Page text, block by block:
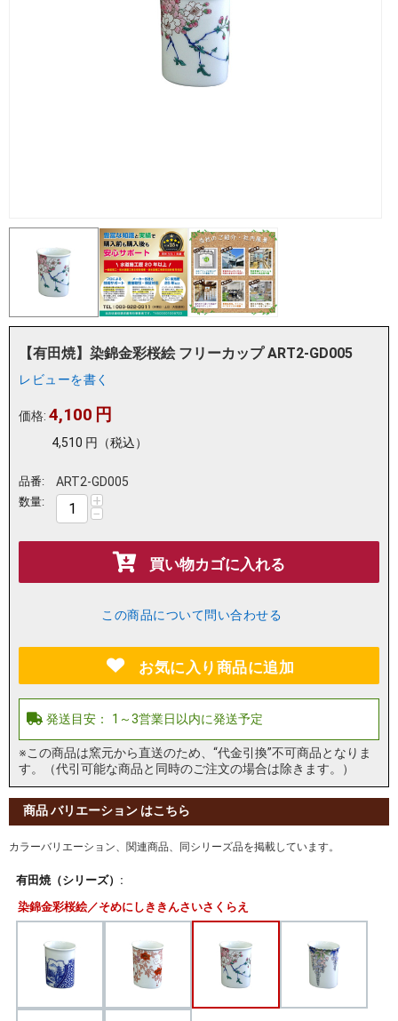
【有田焼】染錦金彩桜絵 フリーカップ ART2-GD005
レビューを書く
価格: 4,100 円
4,510 円 （税込）
品番: ART2-GD005
数量: +
−
買い物カゴに入れる
この商品について問い合わせる
お気に入り商品に追加
※この商品は窯元から直送のため、“代金引換”不可商品となりま
す。（代引可能な商品と同時のご注文の場合は除きます。）
商品 バリエーション はこちら
カラーバリエーション、関連商品、同シリーズ品を掲載しています。
有田焼（シリーズ）:
染錦金彩桜絵／そめにしききんさいさくらえ